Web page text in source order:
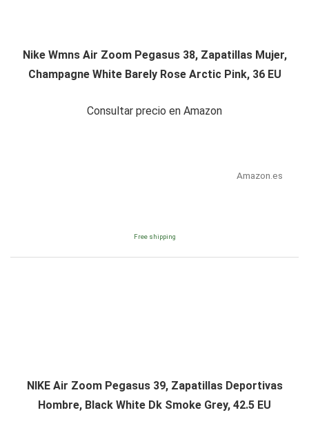
Nike Wmns Air Zoom Pegasus 38, Zapatillas Mujer,
Champagne White Barely Rose Arctic Pink, 36 EU
Consultar precio en Amazon
Amazon.es
Free shipping
NIKE Air Zoom Pegasus 39, Zapatillas Deportivas
Hombre, Black White Dk Smoke Grey, 42.5 EU